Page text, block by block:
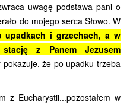
uwagę podstawa pani o
do mojego serca Słowo. W
upadkach i grzechach, a w
z Panem Jezusem
pokazuje, że po upadku trzeba
z Eucharystii...pozostałem w